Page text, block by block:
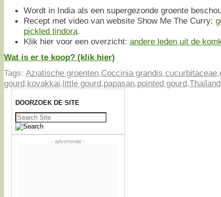
Wordt in India als een supergezonde groente
Recept met video van website Show Me The Curry:
pickled tindora.
Klik hier voor een overzicht: andere leden uit de
Wat is er te koop? (klik hier)
Tags: Aziatische groenten,Coccinia grandis,cucurbitaceae,
gourd,kovakkai,little gourd,papasan,pointed gourd,Thailand
DOORZOEK DE SITE
Zoeken
naar:
- advertentie -